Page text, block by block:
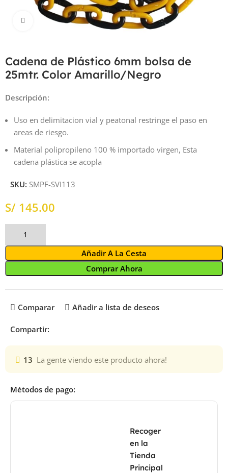
Haga Click para agrandar
Cadena de Plástico 6mm bolsa de
25mtr. Color Amarillo/Negro
Descripción:
Uso en delimitacion vial y peatonal restringe el paso en
areas de riesgo.
Material polipropileno 100 % importado virgen, Esta
cadena plástica se acopla
SKU: SMPF-SVI113
S/
Añadir A La Cesta
Comprar Ahora
Comparar Añadir a lista de deseos
Compartir:
13 La gente viendo este producto ahora!
Métodos de pago:
Recoger
en la
Tienda
Principal